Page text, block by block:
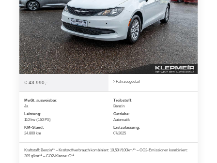
€ 43.990,- Fahrzeugdetail
MwSt. ausweisbar:
Ja
Treibstoff:
Benzin
Leistung:
110 kw (150 PS)
Getriebe:
Automatik
KM-Stand:
24.800 km
Erstzulassung:
07/2025
Kraftstoff: Benzin*1 – Kraftstoffverbrauch kombiniert: 10,50 l/100km*1 – CO2-Emissionen kombiniert:
209 g/km*1 – CO2-Klasse: G*1